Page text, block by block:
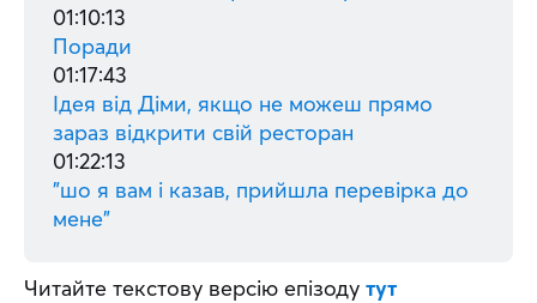
01:10:13
Поради
01:17:43
Ідея від Діми, якщо не можеш прямо
зараз відкрити свій ресторан
01:22:13
"шо я вам і казав, прийшла перевірка до
мене"
Читайте текстову версiю епiзоду тут